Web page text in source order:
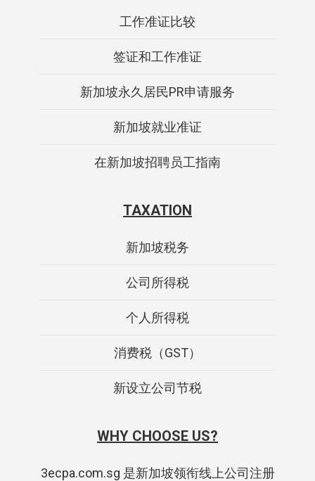
工作准证比较
签证和工作准证
新加坡永久居民PR申请服务
新加坡就业准证
在新加坡招聘员工指南
TAXATION
新加坡税务
公司所得税
个人所得税
消费税（GST）
新设立公司节税
WHY CHOOSE US?
3ecpa.com.sg 是新加坡领衔线上公司注册